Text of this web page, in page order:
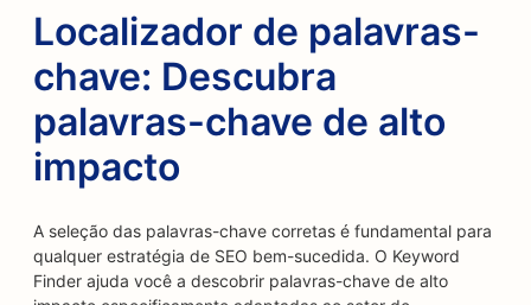
Localizador de palavras-
chave: Descubra
palavras-chave de alto
impacto
A seleção das palavras-chave corretas é fundamental para
qualquer estratégia de SEO bem-sucedida. O Keyword
Finder ajuda você a descobrir palavras-chave de alto